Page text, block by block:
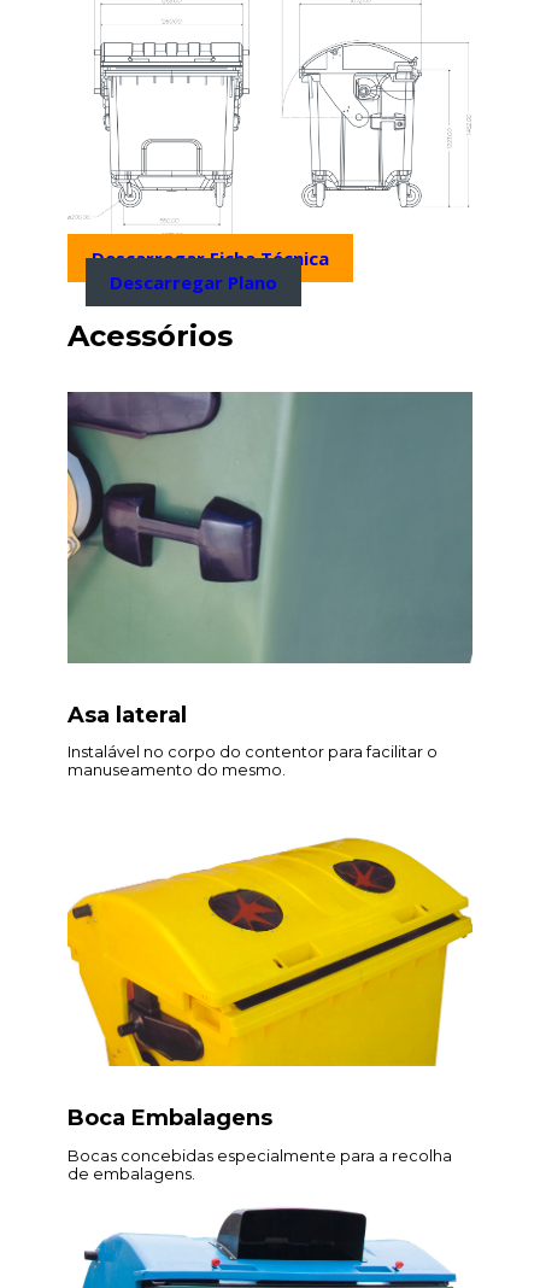
Descarregar Ficha Técnica
Descarregar Plano
Acessórios
Asa lateral
Instalável no corpo do contentor para facilitar o
manuseamento do mesmo.
Boca Embalagens
Bocas concebidas especialmente para a recolha
de embalagens.